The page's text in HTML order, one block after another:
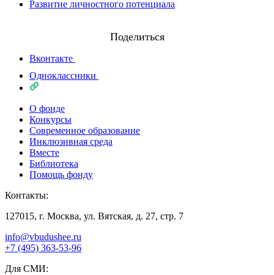
Развитие личностного потенциала
Поделиться
Вконтакте
Одноклассники
О фонде
Конкурсы
Современное образование
Инклюзивная среда
Вместе
Библиотека
Помощь фонду
Контакты:
127015, г. Москва, ул. Вятская, д. 27, стр. 7
info@vbudushee.ru
+7 (495) 363-53-96
Для СМИ: